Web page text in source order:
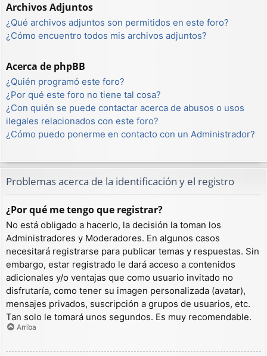
Archivos Adjuntos
¿Qué archivos adjuntos son permitidos en este foro?
¿Cómo encuentro todos mis archivos adjuntos?
Acerca de phpBB
¿Quién programó este foro?
¿Por qué este foro no tiene tal cosa?
¿Con quién se puede contactar acerca de abusos o usos
ilegales relacionados con este foro?
¿Cómo puedo ponerme en contacto con un Administrador?
Problemas acerca de la identificación y el registro
¿Por qué me tengo que registrar?
No está obligado a hacerlo, la decisión la toman los
Administradores y Moderadores. En algunos casos
necesitará registrarse para publicar temas y respuestas. Sin
embargo, estar registrado le dará acceso a contenidos
adicionales y/o ventajas que como usuario invitado no
disfrutaría, como tener su imagen personalizada (avatar),
mensajes privados, suscripción a grupos de usuarios, etc.
Tan solo le tomará unos segundos. Es muy recomendable.
Arriba